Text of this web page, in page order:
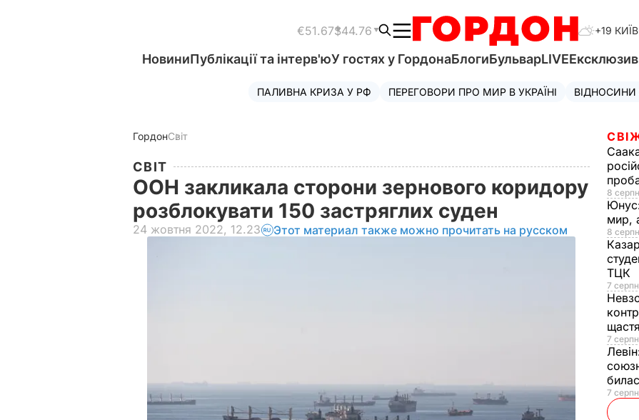
€51.67$44.76 +19 КИЇВ
НовиниПублікації та інтерв'юУ гостях у ГордонаБлогиБульварLIVEЕксклюзив
ПАЛИВНА КРИЗА У РФ ПЕРЕГОВОРИ ПРО МИР В УКРАЇНІ
ГордонСвіт
СВІТ
ООН закликала сторони зернового коридору
розблокувати 150 застряглих суден
24 жовтня 2022, 12.23 Этот материал также можно прочитать на русском
8
мир,
8
ТЦК
7
щастя
7
7